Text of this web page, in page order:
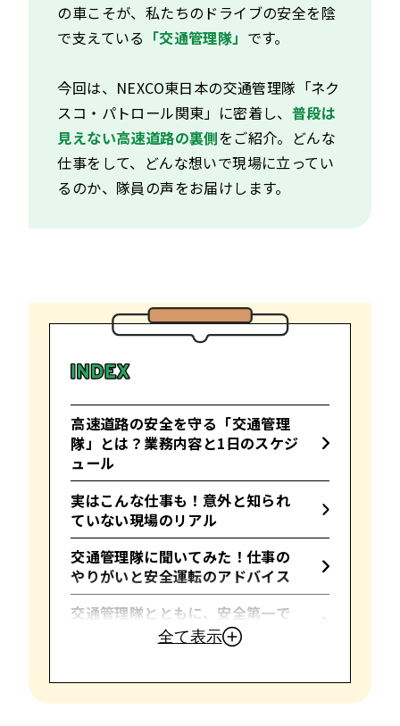
の車こそが、私たちのドライブの安全を陰
で支えている 「交通管理隊」 です。
今回は、NEXCO東日本の交通管理隊「ネク
スコ・パトロール関東」に密着し、 普段は
見えない高速道路の裏側をご紹介。どんな
仕事をして、どんな想いで現場に立ってい
るのか、隊員の声をお届けします。
高速道路の安全を守る「交通管理
隊」とは？業務内容と1日のスケジ
ュール
実はこんな仕事も！意外と知られ
ていない現場のリアル
交通管理隊に聞いてみた！仕事の
やりがいと安全運転のアドバイス
交通管理隊とともに、安全第一で
高速道路を走ろう全て表示